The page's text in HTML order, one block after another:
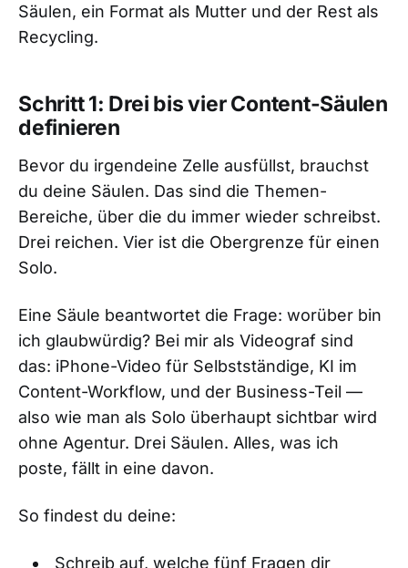
Säulen, ein Format als Mutter und der Rest als
Recycling.
Schritt 1: Drei bis vier Content-Säulen
definieren
Bevor du irgendeine Zelle ausfüllst, brauchst
du deine Säulen. Das sind die Themen-
Bereiche, über die du immer wieder schreibst.
Drei reichen. Vier ist die Obergrenze für einen
Solo.
Eine Säule beantwortet die Frage: worüber bin
ich glaubwürdig? Bei mir als Videograf sind
das: iPhone-Video für Selbstständige, KI im
Content-Workflow, und der Business-Teil —
also wie man als Solo überhaupt sichtbar wird
ohne Agentur. Drei Säulen. Alles, was ich
poste, fällt in eine davon.
So findest du deine:
Schreib auf, welche fünf Fragen dir